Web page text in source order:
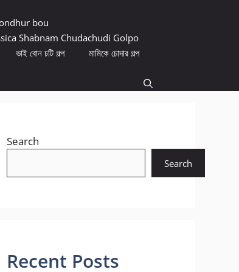
bou
Shabnam Chudachudi Golpo
ভাই বোন চটি গল্প
মামিকে চোদার গল্প
Search
Search
Recent Posts